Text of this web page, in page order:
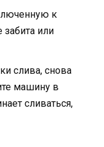
к
забита или
слива, снова
машину в
сливаться,